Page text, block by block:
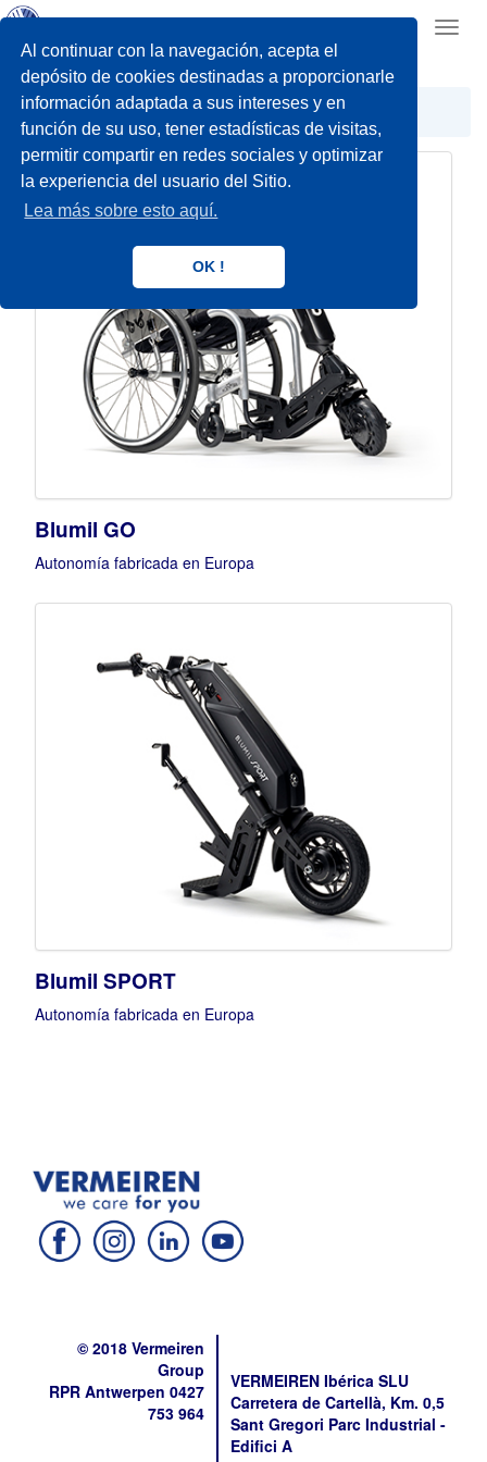
Al continuar con la navegación, acepta el
depósito de cookies destinadas a proporcionarle
información adaptada a sus intereses y en
función de su uso, tener estadísticas de visitas,
permitir compartir en redes sociales y optimizar
la experiencia del usuario del Sitio.
Lea más sobre esto aquí.
OK !
Propulsión eléctrica Blumil
Blumil GO
Autonomía fabricada en Europa
Blumil SPORT
Autonomía fabricada en Europa
© 2018 Vermeiren
Group
RPR Antwerpen 0427
753 964
VERMEIREN Ibérica SLU
Carretera de Cartellà, Km. 0,5
Sant Gregori Parc Industrial -
Edifici A